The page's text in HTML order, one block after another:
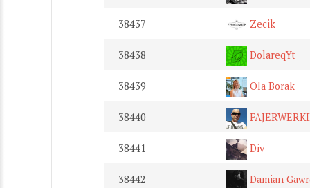
38437 Zecik
38438 DolareqYt
38439 Ola Borak
38440
38441 Div
38442 Damian